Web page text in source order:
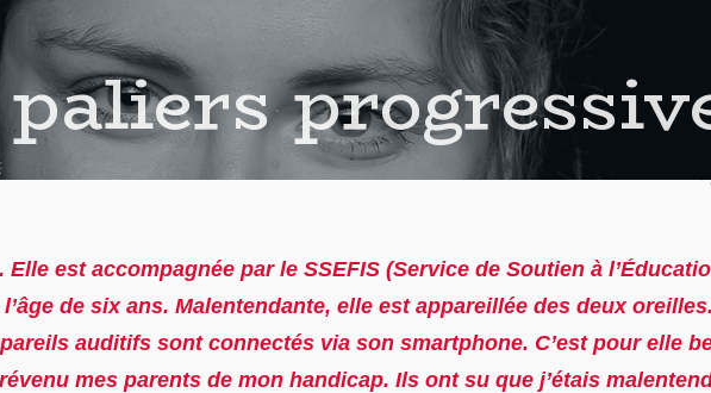
est accompagnée par le SSEFIS (Service de Soutien à
de six ans. Malentendante, elle est appareillée des deux
auditifs sont connectés via son smartphone. C’est pour elle
mes parents de mon handicap. Ils ont su que j’étais